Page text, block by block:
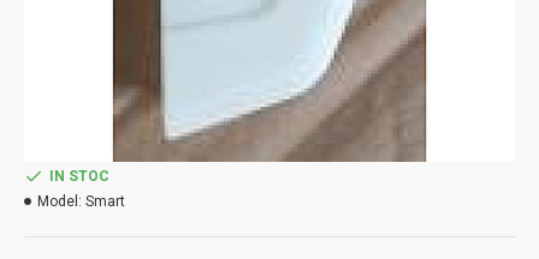
IN STOC
Model: Smart